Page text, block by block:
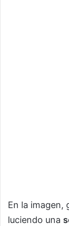
En la imagen,
luciendo una